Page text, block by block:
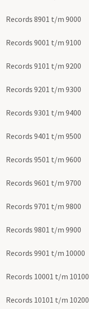
Records 8901 t/m 9000
Records 9001 t/m 9100
Records 9101 t/m 9200
Records 9201 t/m 9300
Records 9301 t/m 9400
Records 9401 t/m 9500
Records 9501 t/m 9600
Records 9601 t/m 9700
Records 9701 t/m 9800
Records 9801 t/m 9900
Records 9901 t/m 10000
Records 10001 t/m 10100
Records 10101 t/m 10200